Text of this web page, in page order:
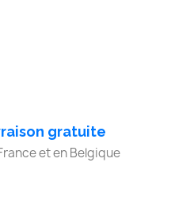
gratuite
et en Belgique